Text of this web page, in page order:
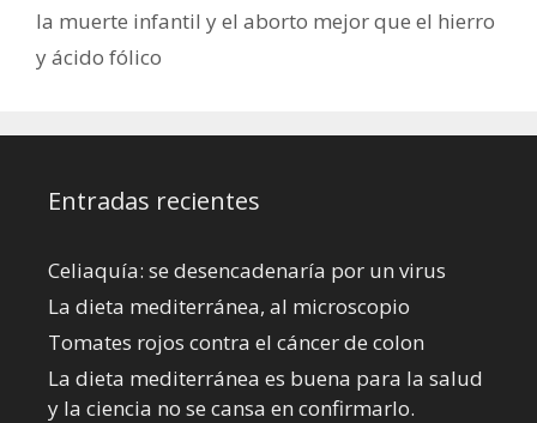
la muerte infantil y el aborto mejor que el hierro
y ácido fólico
Entradas recientes
Celiaquía: se desencadenaría por un virus
La dieta mediterránea, al microscopio
Tomates rojos contra el cáncer de colon
La dieta mediterránea es buena para la salud
y la ciencia no se cansa en confirmarlo.